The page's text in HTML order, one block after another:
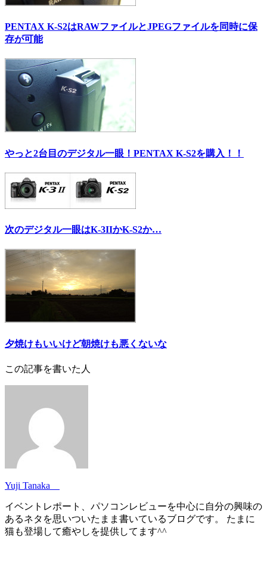
PENTAX K-S2はRAWファイルとJPEGファイルを同時に保
存が可能
やっと2台目のデジタル一眼！PENTAX K-S2を購入！！
次のデジタル一眼はK-3IIかK-S2か…
夕焼けもいいけど朝焼けも悪くないな
この記事を書いた人
Yuji Tanaka
イベントレポート、パソコンレビューを中心に自分の興味の
あるネタを思いついたまま書いているブログです。 たまに
猫も登場して癒やしを提供してます^^